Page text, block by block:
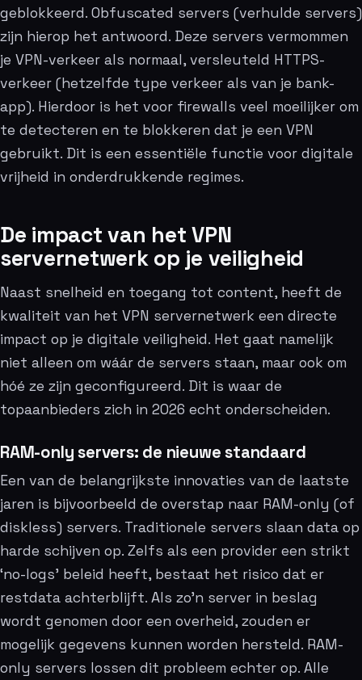
geblokkeerd. Obfuscated servers (verhulde servers)
zijn hierop het antwoord. Deze servers vermommen
je VPN-verkeer als normaal, versleuteld HTTPS-
verkeer (hetzelfde type verkeer als van je bank-
app). Hierdoor is het voor firewalls veel moeilijker om
te detecteren en te blokkeren dat je een VPN
gebruikt. Dit is een essentiële functie voor digitale
vrijheid in onderdrukkende regimes.
De impact van het VPN
servernetwerk op je veiligheid
Naast snelheid en toegang tot content, heeft de
kwaliteit van het VPN servernetwerk een directe
impact op je digitale veiligheid. Het gaat namelijk
niet alleen om wáár de servers staan, maar ook om
hóé ze zijn geconfigureerd. Dit is waar de
topaanbieders zich in 2026 echt onderscheiden.
RAM-only servers: de nieuwe standaard
Een van de belangrijkste innovaties van de laatste
jaren is bijvoorbeeld de overstap naar RAM-only (of
diskless) servers. Traditionele servers slaan data op
harde schijven op. Zelfs als een provider een strikt
‘no-logs’ beleid heeft, bestaat het risico dat er
restdata achterblijft. Als zo’n server in beslag
wordt genomen door een overheid, zouden er
mogelijk gegevens kunnen worden hersteld. RAM-
only servers lossen dit probleem echter op. Alle